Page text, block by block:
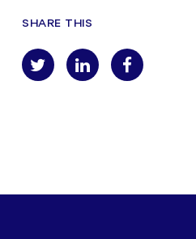
SHARE THIS